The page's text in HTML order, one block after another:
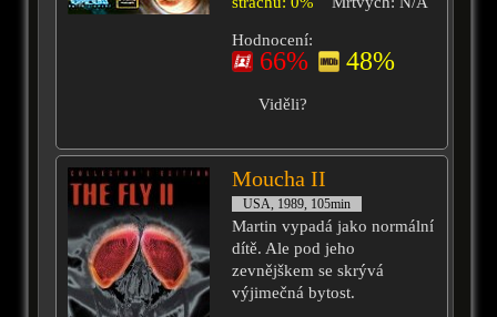
Hodnocení:
66% 48%
Viděli?
Moucha II
USA, 1989, 105min
Martin vypadá jako normální
dítě. Ale pod jeho
zevnějškem se skrývá
výjimečná bytost.